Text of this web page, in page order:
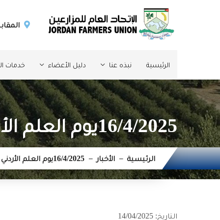
الرئيسية نبذه عنا دليل الأعضاء خدمات
16/4/2025يوم العلم الأردني
الرئيسية الأخبار 16/4/2025يوم العلم الأردني
التاريخ: 14/04/2025